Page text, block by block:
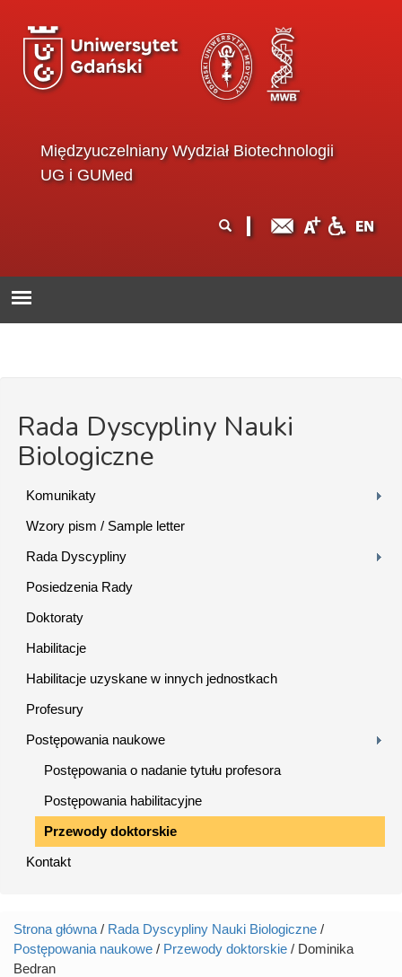
Międzyuczelniany Wydział Biotechnologii
UG i GUMed
wyszukiwania
Rada Dyscypliny Nauki
Biologiczne
Komunikaty
Wzory pism / Sample letter
Rada Dyscypliny
Posiedzenia Rady
Doktoraty
Habilitacje
Habilitacje uzyskane w innych jednostkach
Profesury
Postępowania naukowe
Postępowania o nadanie tytułu profesora
Postępowania habilitacyjne
Przewody doktorskie
Kontakt
Jesteś tutaj
Strona główna / Rada Dyscypliny Nauki Biologiczne /
Postępowania naukowe / Przewody doktorskie / Dominika
Bedran